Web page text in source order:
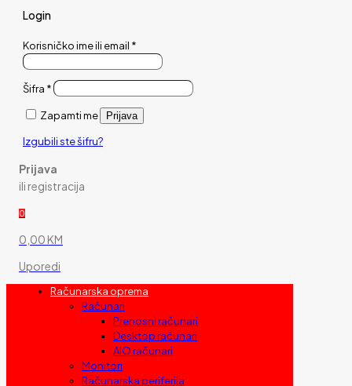
Login
Korisničko ime ili email *
Šifra *
Zapamti me Prijava
Izgubili ste šifru?
Prijava
ili registracija
0
0,00 KM
Uporedi
Računarska oprema
Računari
Prenosni računari
Desktop računari
AIO računari
Monitori
Računarska periferija